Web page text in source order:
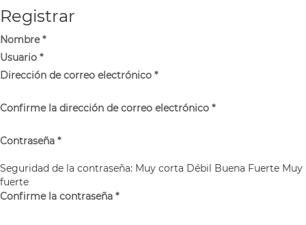
Registrar
Nombre*
Usuario *
Dirección de correo electrónico *
Confirme la dirección de correo electrónico *
Contraseña *
Seguridad de la contraseña: Muy corta Débil Buena Fuerte Muy
fuerte
Confirme la contraseña *